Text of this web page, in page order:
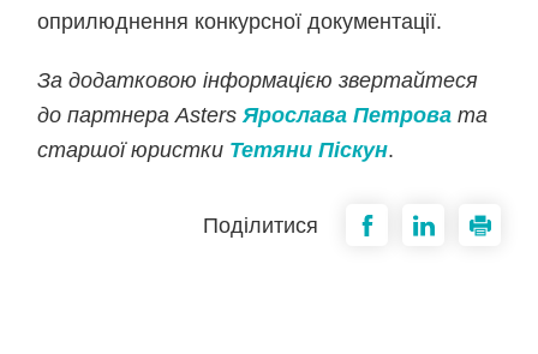
оприлюднення конкурсної документації.
За додатковою інформацією звертайтеся
до партнера AstersЯрослава Петрова та
старшої юристки Тетяни Піскун.
Поділитися